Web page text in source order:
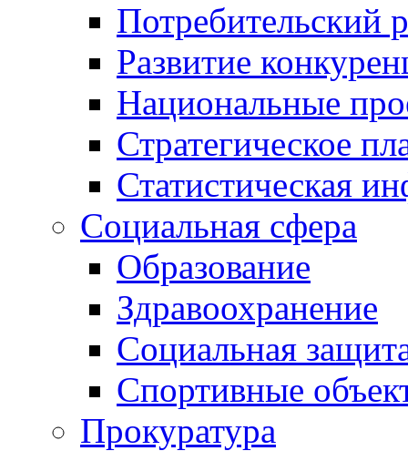
Потребительский
Развитие
Национальные
Стратегическое
Статистическая
Социальная сфера
Образование
Здравоохранение
Социальная
Спортивные
Прокуратура